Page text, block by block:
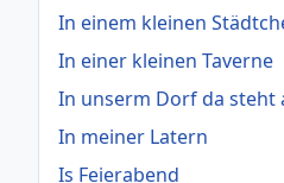
In einem kleinen
In einer kleinen Taverne
In unserm Dorf da steht
In meiner Latern
Is Feierabend